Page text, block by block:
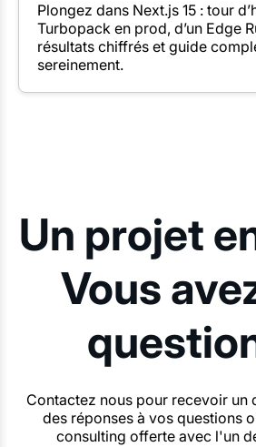
Plongez dans Next.js 15 : tour
Turbopack en prod, d’un Edge
résultats chiffrés et guide
sereinement.
Un projet
Vous
Contactez nous pour recevoir un
des réponses à vos questions
consulting offerte avec l'un